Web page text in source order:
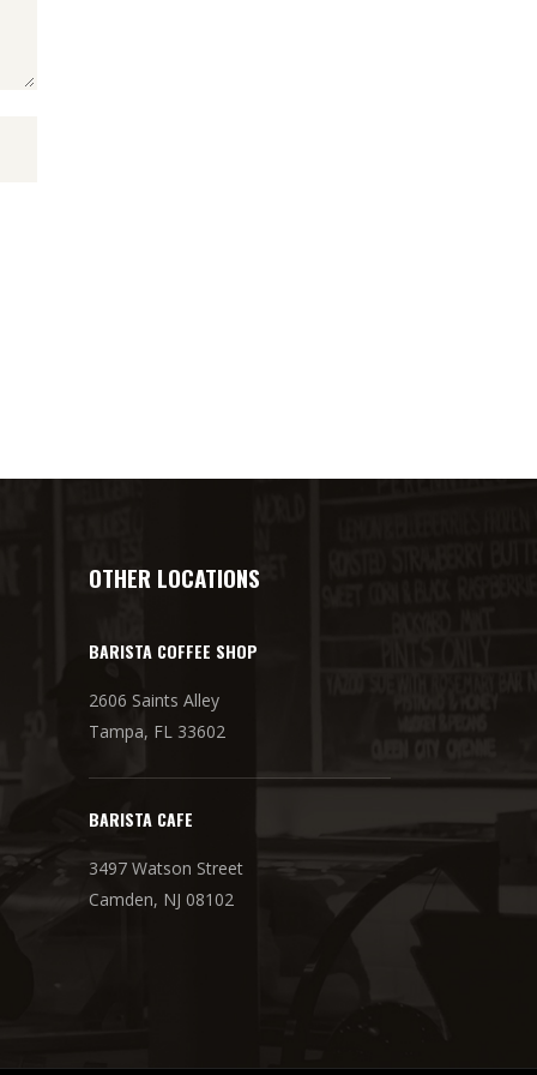
OTHER LOCATIONS
BARISTA COFFEE SHOP
2606 Saints Alley
Tampa, FL 33602
BARISTA CAFE
3497 Watson Street
Camden, NJ 08102